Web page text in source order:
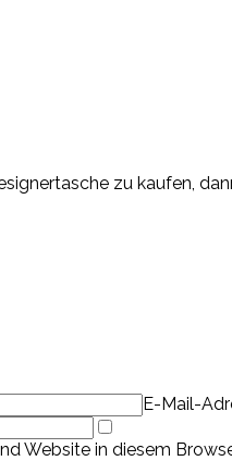
zu kaufen,
E-Mail-
Website in diesem